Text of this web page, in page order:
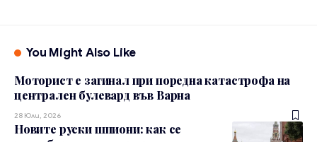
You Might Also Like
Моторист е загинал при поредна катастрофа на
централен булевард във Варна
28 Юли, 2026
Новите руски шпиони: как се